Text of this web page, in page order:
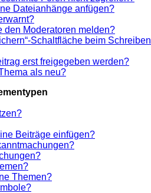
Dateianhänge anfügen?
den Moderatoren melden?
Schaltfläche beim Schreiben
erst freigegeben werden?
als neu?
Beiträge einfügen?
Themen?